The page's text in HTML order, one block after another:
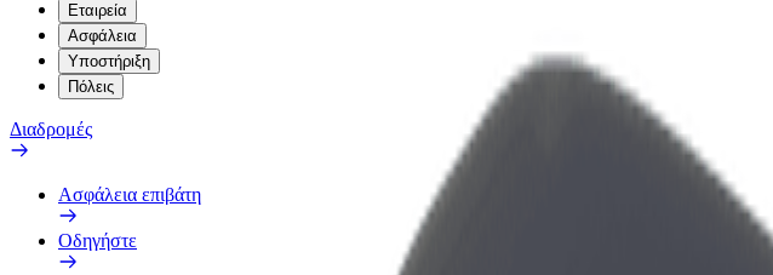
Εταιρεία
Ασφάλεια
Υποστήριξη
Πόλεις
Διαδρομές
Ασφάλεια επιβάτη
Οδηγήστε